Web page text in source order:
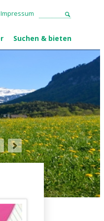
Suchen & bieten
Impressum